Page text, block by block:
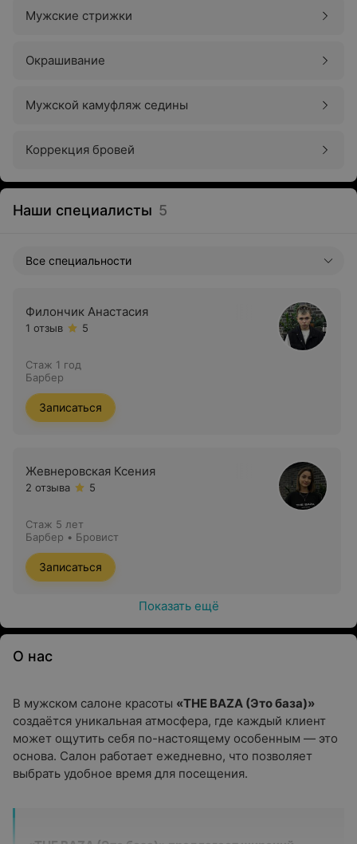
Мужские стрижки
Окрашивание
Мужской камуфляж седины
Коррекция бровей
Наши специалисты 5
Все специальности
Филончик Анастасия
1 отзыв 5
Стаж 1 год
Барбер
Записаться
Жевнеровская Ксения
2 отзыва 5
Стаж 5 лет
Барбер • Бровист
Записаться
Показать ещё
О нас
В мужском салоне красоты «THE BAZA (Это база)»
создаётся уникальная атмосфера, где каждый клиент
может ощутить себя по-настоящему особенным — это
основа. Салон работает ежедневно, что позволяет
выбрать удобное время для посещения.